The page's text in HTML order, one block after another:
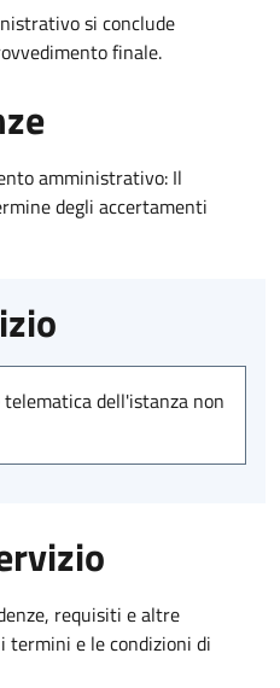
si conclude
finale.
amministrativo: Il
degli accertamenti
dell'istanza non
requisiti e altre
e le condizioni di